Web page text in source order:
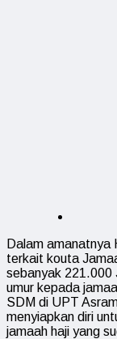
Dalam amanatnya
terkait kouta
sebanyak 221.000
umur kepada
SDM di UPT
menyiapkan diri
jamaah haji yang